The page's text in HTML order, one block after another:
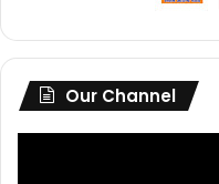
Our Channel